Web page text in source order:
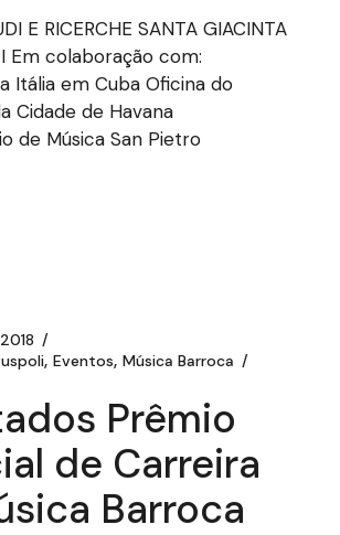
E RICERCHE SANTA GIACINTA
Em colaboração com:
Itália em Cuba Oficina do
Cidade de Havana
de Música San Pietro
Eventos Música Barroca
Prêmio
de Carreira
Barroca